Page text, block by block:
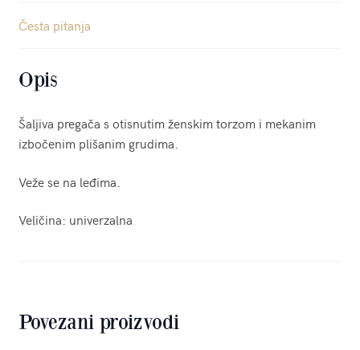
Česta pitanja
Opis
Šaljiva pregača s otisnutim ženskim torzom i mekanim
izbočenim plišanim grudima.
Veže se na leđima.
Veličina: univerzalna
Povezani proizvodi